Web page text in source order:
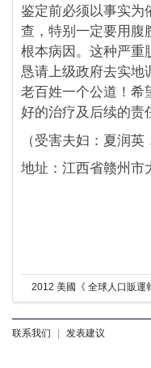
鉴定前必须以事实为
查，特别一定要用腹
根本病因。这种严重
恳请上级政府去实地
老百姓一个公道！希
好的治疗及后续的责
（受害夫妇：夏润
地址：江西省赣州市
2012 美國《 全球人口販運
联系我们 发表建议